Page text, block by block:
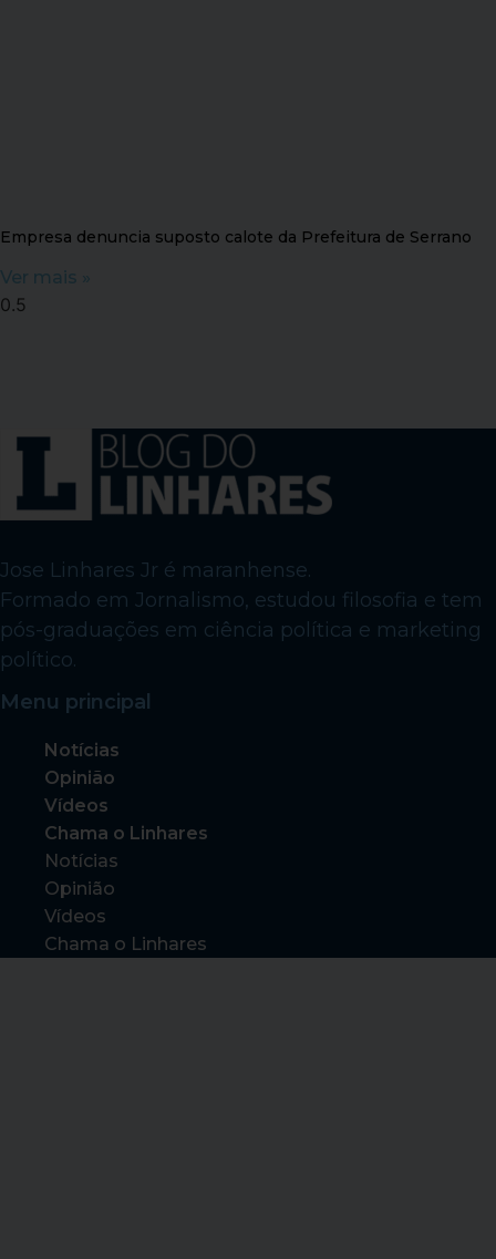
Empresa denuncia suposto calote da Prefeitura de Serrano
Ver mais »
Jose Linhares Jr é maranhense.
Formado em Jornalismo, estudou filosofia e tem
pós-graduações em ciência política e marketing
político.
Menu principal
Notícias
Opinião
Vídeos
Chama o Linhares
Notícias
Opinião
Vídeos
Chama o Linhares